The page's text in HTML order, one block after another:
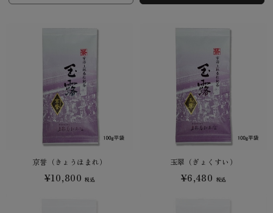
京誉（きょうほまれ）
¥10,800税込
玉翠（ぎょくすい）
¥6,480 税込